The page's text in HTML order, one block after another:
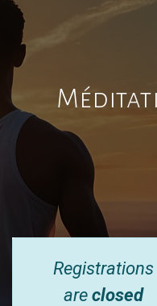
Registrations
areclosed